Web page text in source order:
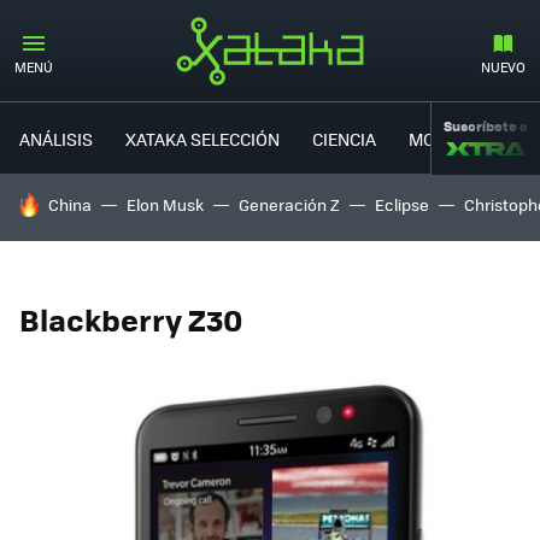
MENÚ NUEVO
ANÁLISIS XATAKA SELECCIÓN CIENCIA MOVILIDAD
Suscríbete a
HOY SE HABLA DE
China Elon Musk Generación Z Eclipse
Blackberry Z30